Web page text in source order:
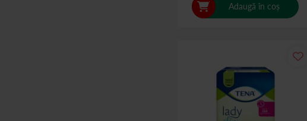
Adaugă în coș